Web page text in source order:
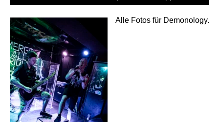
Alle Fotos für Demonology.